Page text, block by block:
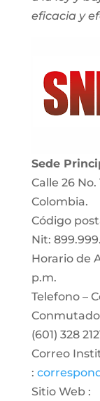
eficacia y
Sede
Calle 26
Colombia.
Código
Nit:
Horario de
p.m.
Telefono –
(601) 328
Correo
:
Sitio Web :